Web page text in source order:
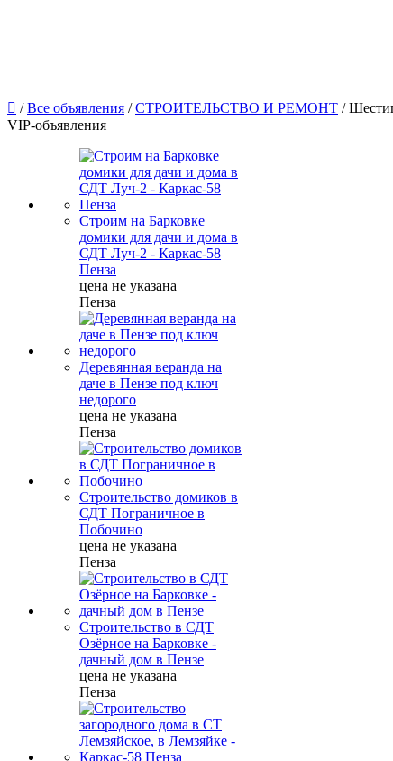
 /Все объявления /СТРОИТЕЛЬСТВО И РЕМОНТ /
VIP-объявления
Строим на Барковке
домики для дачи и дома в
СДТ Луч-2 - Каркас-58
Пенза
цена не указана
Пенза
Деревянная веранда на
даче в Пензе под ключ
недорого
цена не указана
Пенза
Строительство домиков в
СДТ Пограничное в
Побочино
цена не указана
Пенза
Строительство в СДТ
Озёрное на Барковке -
дачный дом в Пензе
цена не указана
Пенза